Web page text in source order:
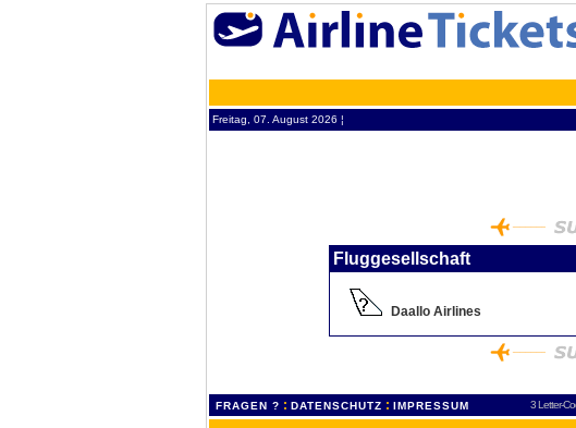
Freitag, 07. August 2026 ¦
Fluggesellschaft
Daallo Airlines
FRAGEN ? : DATENSCHUTZ : IMPRESSUM 3 Letter-